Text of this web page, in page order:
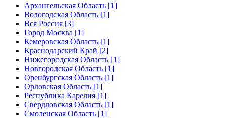
Архангельская Область [1]
Вологодская Область [1]
Вся Россия [3]
Город Москва [1]
Кемеровская Область [1]
Краснодарский Край [2]
Нижегородская Область [1]
Новгородская Область [1]
Оренбургская Область [1]
Орловская Область [1]
Республика Карелия [1]
Свердловская Область [1]
Смоленская Область [1]